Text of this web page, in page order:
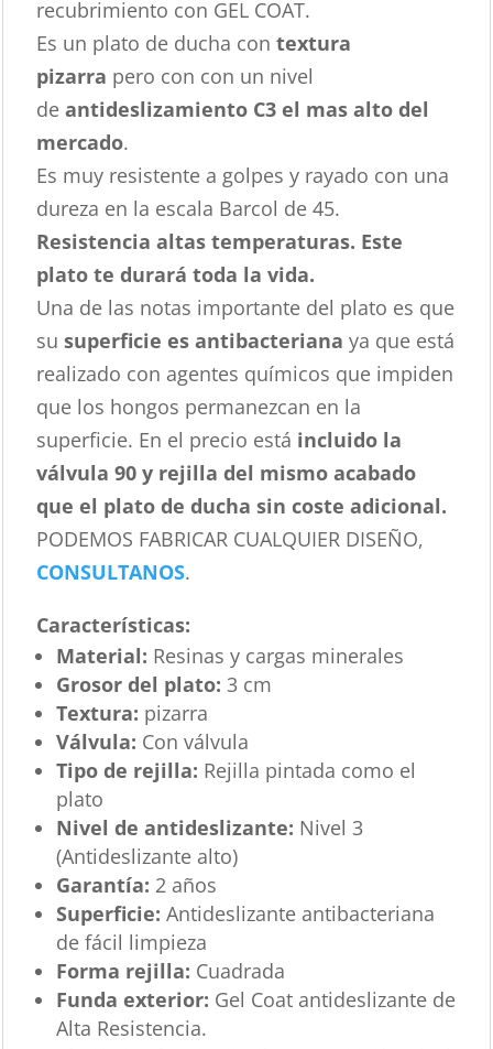
recubrimiento con GEL COAT.
Es un plato de ducha con textura
pizarra pero con con un nivel
deantideslizamiento C3 el mas alto del
mercado.
Es muy resistente a golpes y rayado con una
dureza en la escala Barcol de 45.
Resistencia altas temperaturas. Este
plato te durará toda la vida.
Una de las notas importante del plato es que
susuperficie es antibacterianaya que está
realizado con agentes químicos que impiden
que los hongos permanezcan en la
superficie. En el precio está incluido la
válvula 90 y rejilla del mismo acabado
que el plato de ducha sin coste adicional.
PODEMOS FABRICAR CUALQUIER DISEÑO,
CONSULTANOS.
Características:
Material: Resinas y cargas minerales
Grosor del plato: 3 cm
Textura: pizarra
Válvula: Con válvula
Tipo de rejilla: Rejilla pintada como el
plato
Nivel de antideslizante: Nivel 3
(Antideslizante alto)
Garantía: 2 años
Superficie: Antideslizante antibacteriana
de fácil limpieza
Forma rejilla: Cuadrada
Funda exterior: Gel Coat antideslizante de
Alta Resistencia.